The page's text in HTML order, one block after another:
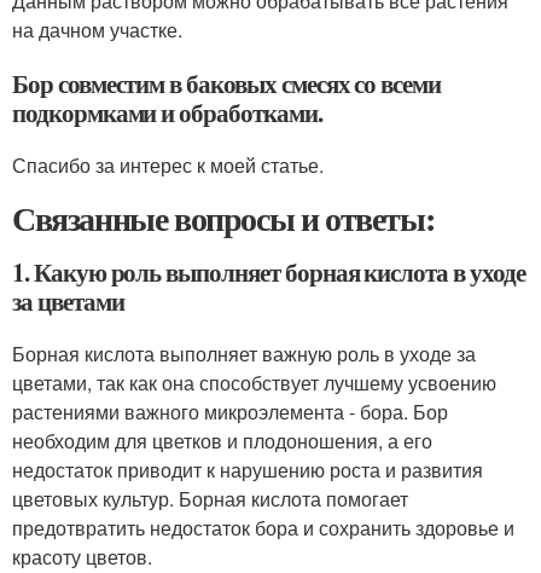
на дачном участке.
Бор совместим в баковых смесях со всеми
подкормками и обработками.
Спасибо за интерес к моей статье.
Связанные вопросы и ответы:
1. Какую роль выполняет борная кислота в уходе
за цветами
Борная кислота выполняет важную роль в уходе за
цветами, так как она способствует лучшему усвоению
растениями важного микроэлемента - бора. Бор
необходим для цветков и плодоношения, а его
недостаток приводит к нарушению роста и развития
цветовых культур. Борная кислота помогает
предотвратить недостаток бора и сохранить здоровье и
красоту цветов.